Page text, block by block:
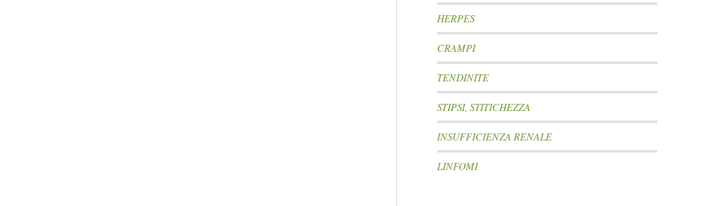
HERPES
CRAMPI
TENDINITE
STIPSI, STITICHEZZA
INSUFFICIENZA RENALE
LINFOMI